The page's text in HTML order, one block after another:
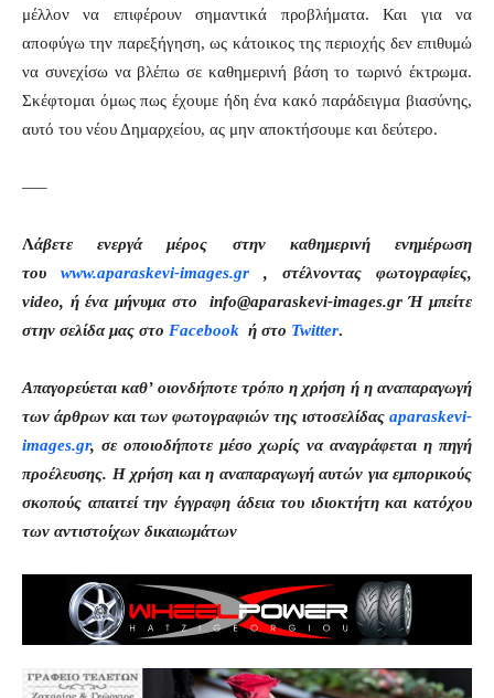
μέλλον να επιφέρουν σημαντικά προβλήματα. Και για να
αποφύγω την παρεξήγηση, ως κάτοικος της περιοχής δεν επιθυμώ
να συνεχίσω να βλέπω σε καθημερινή βάση το τωρινό έκτρωμα.
Σκέφτομαι όμως πως έχουμε ήδη ένα κακό παράδειγμα βιασύνης,
αυτό του νέου Δημαρχείου, ας μην αποκτήσουμε και δεύτερο.
—–
Λάβετε ενεργά μέρος στην καθημερινή ενημέρωση
του www.aparaskevi-images.gr , στέλνοντας φωτογραφίες,
video, ή ένα μήνυμα στο info@aparaskevi-images.gr Ή μπείτε
στην σελίδα μας στο Facebook ή στο Twitter.
Απαγορεύεται καθ’ οιονδήποτε τρόπο η χρήση ή η αναπαραγωγή
των άρθρων και των φωτογραφιών της ιστοσελίδας aparaskevi-
images.gr, σε οποιοδήποτε μέσο χωρίς να αναγράφεται η πηγή
προέλευσης. Η χρήση και η αναπαραγωγή αυτών για εμπορικούς
σκοπούς απαιτεί την έγγραφη άδεια του ιδιοκτήτη και κατόχου
των αντιστοίχων δικαιωμάτων